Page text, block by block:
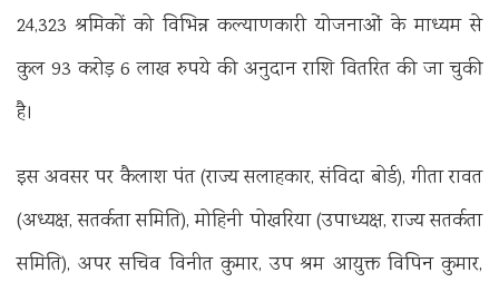
24,323 श्रमिकों को विभिन्न कल्याणकारी योजनाओं के माध्यम से
कुल 93 करोड़ 6 लाख रुपये की अनुदान राशि वितरित की जा चुकी
है।
इस अवसर पर कैलाश पंत (राज्य सलाहकार, संविदा बोर्ड), गीता रावत
(अध्यक्ष, सतर्कता समिति), मोहिनी पोखरिया (उपाध्यक्ष, राज्य सतर्कता
समिति), अपर सचिव विनीत कुमार, उप श्रम आयुक्त विपिन कुमार,